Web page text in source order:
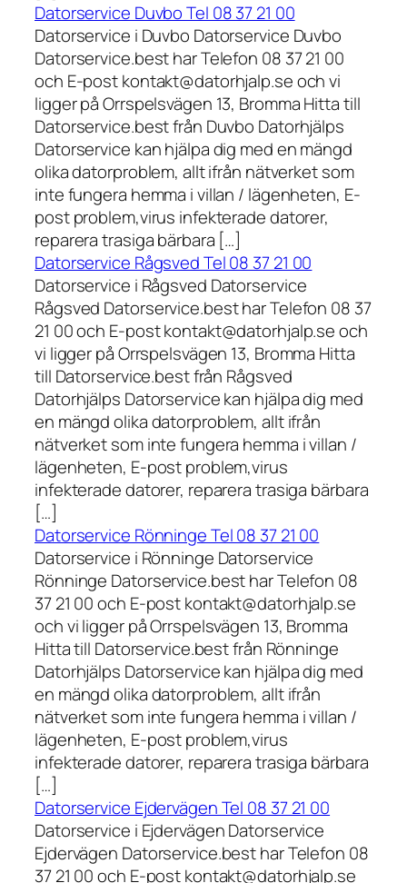
Datorservice Duvbo Tel 08 37 21 00
Datorservice i Duvbo Datorservice Duvbo
Datorservice.best har Telefon 08 37 21 00
och E-post kontakt@datorhjalp.se och vi
ligger på Orrspelsvägen 13, Bromma Hitta till
Datorservice.best från Duvbo Datorhjälps
Datorservice kan hjälpa dig med en mängd
olika datorproblem, allt ifrån nätverket som
inte fungera hemma i villan / lägenheten, E-
post problem,virus infekterade datorer,
reparera trasiga bärbara […]
Datorservice Rågsved Tel 08 37 21 00
Datorservice i Rågsved Datorservice
Rågsved Datorservice.best har Telefon 08 37
21 00 och E-post kontakt@datorhjalp.se och
vi ligger på Orrspelsvägen 13, Bromma Hitta
till Datorservice.best från Rågsved
Datorhjälps Datorservice kan hjälpa dig med
en mängd olika datorproblem, allt ifrån
nätverket som inte fungera hemma i villan /
lägenheten, E-post problem,virus
infekterade datorer, reparera trasiga bärbara
[…]
Datorservice Rönninge Tel 08 37 21 00
Datorservice i Rönninge Datorservice
Rönninge Datorservice.best har Telefon 08
37 21 00 och E-post kontakt@datorhjalp.se
och vi ligger på Orrspelsvägen 13, Bromma
Hitta till Datorservice.best från Rönninge
Datorhjälps Datorservice kan hjälpa dig med
en mängd olika datorproblem, allt ifrån
nätverket som inte fungera hemma i villan /
lägenheten, E-post problem,virus
infekterade datorer, reparera trasiga bärbara
[…]
Datorservice Ejdervägen Tel 08 37 21 00
Datorservice i Ejdervägen Datorservice
Ejdervägen Datorservice.best har Telefon 08
37 21 00 och E-post kontakt@datorhjalp.se